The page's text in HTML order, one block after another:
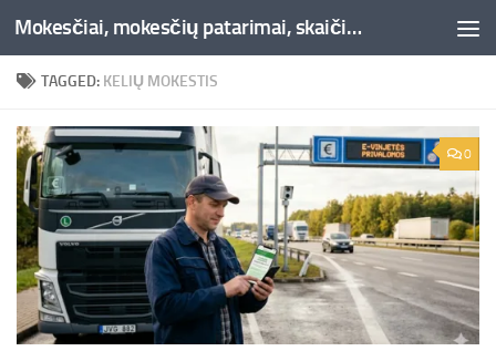
Skip to content Mokesčiai, mokesčių patarimai, skaičiuoklės, straipsniai -Liepaja.lt
TAGGED: KELIŲ MOKESTIS
0